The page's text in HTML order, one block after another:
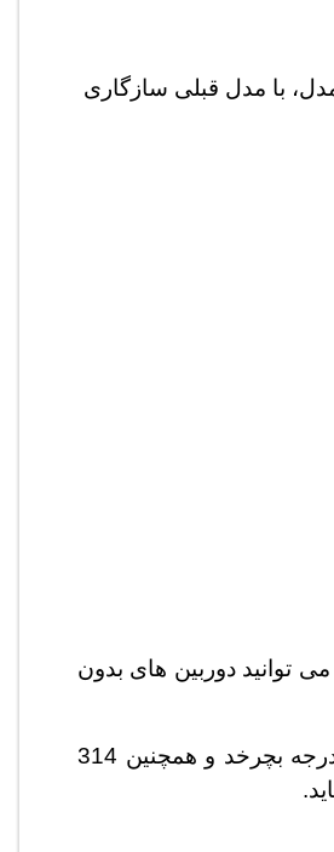
با این وجود شما می توانید دوربین های بدون
می تواند در جهات افقی و عمودی به ترتیب 360 و 314 درجه بچرخد و همچنین 314